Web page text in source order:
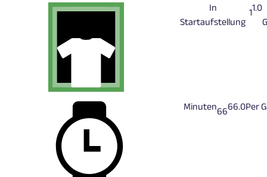
In
Startaufstellung
11.0
Minuten6666.0Per